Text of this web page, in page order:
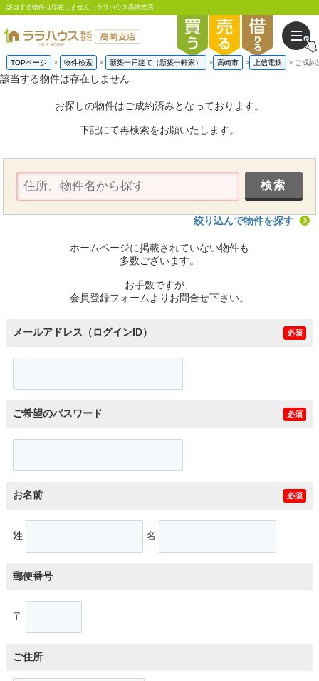
該当する物件は存在しません｜ララハウス高崎支店
TOPページ 物件検索 新築一戸建て（新築一軒家） 高崎市 上信電鉄 ご成約
該当する物件は存在しません
お探しの物件はご成約済みとなっております。
下記にて再検索をお願いたします。
絞り込んで物件を探す
ホームページに掲載されていない物件も
多数ございます。
お手数ですが、
会員登録フォームよりお問合せ下さい。
メールアドレス（ログインID） 必須
ご希望のパスワード 必須
お名前 必須
姓 名
郵便番号
〒
ご住所